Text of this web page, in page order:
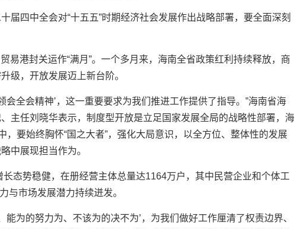
届四中全会对“十五五”时期经济社会发展作出战略部署，要全面深刻
易港封关运作“满月”。一个多月来，海南全省政策红利持续释放，商
级，开放发展迈上新台阶。
会全会精神’，这一重要要求为我们推进工作提供了指导。”海南省海
主任刘晓华表示，制度型开放是立足国家发展全局的战略性部署，海
，要始终胸怀“国之大者”，强化大局意识，以全方位、整体性的发展
中展现担当作为。
态势稳健，在册经营主体总量达1164万户，其中民营企业和个体工
与市场发展潜力持续迸发。
能为的努力为、不该为的决不为’，为我们做好工作厘清了权责边界、